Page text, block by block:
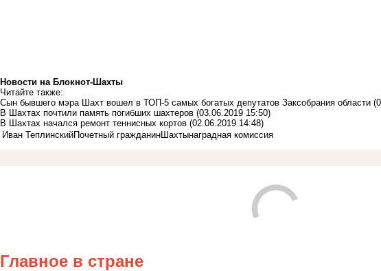
Новости на Блoкнoт-Шахты
Читайте также:
Сын бывшего мэра Шахт вошел в ТОП-5 самых богатых депутатов Заксобрания области
В Шахтах почтили память погибших шахтеров (03.06.2019 15:50)
В Шахтах начался ремонт теннисных кортов (02.06.2019 14:48)
Иван ТеплинскийПочетный гражданин Шахтынаградная комиссия
Главное в стране